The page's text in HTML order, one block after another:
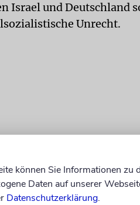
Israel und Deutschland
Unrecht.
können Sie Informationen zu
Daten auf unserer
Datenschutzerklärung.